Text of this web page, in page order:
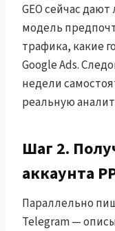
GEO сейчас
модель
трафика, какие
Google Ads.
недели
реальную
Шаг 2.
аккаунта
Параллельно
Telegram —